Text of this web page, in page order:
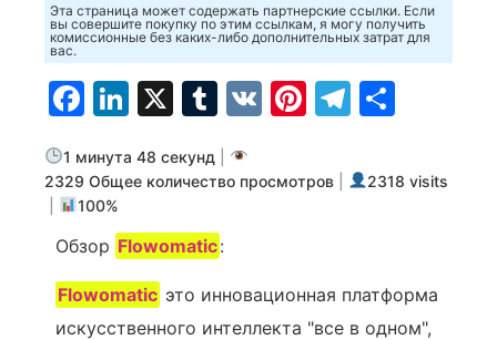
Эта страница может содержать партнерские ссылки. Если
вы совершите покупку по этим ссылкам, я могу получить
комиссионные без каких-либо дополнительных затрат для
вас.
Facebook
LinkedIn
X Tumblr
VK Pinterest
1 минута 48 секунд
2329 Общее количество просмотров
2318 visits
100%
Обзор Flowomatic:
Flowomatic это инновационная платформа
искусственного интеллекта "все в одном",